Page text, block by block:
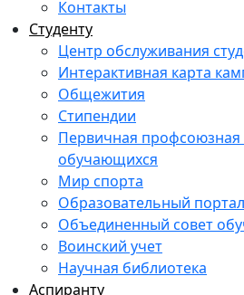
Контакты
Студенту
Центр обслуживания
Интерактивная карта
Общежития
Стипендии
Первичная профсоюзная
обучающихся
Мир спорта
Образовательный
Объединенный совет
Воинский учет
Научная библиотека
Аспиранту